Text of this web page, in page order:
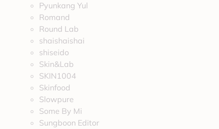
Pyunkang Yul
Romand
Round Lab
shaishaishai
shiseido
Skin&Lab
SKIN1004
Skinfood
Slowpure
Some By Mi
Sungboon Editor